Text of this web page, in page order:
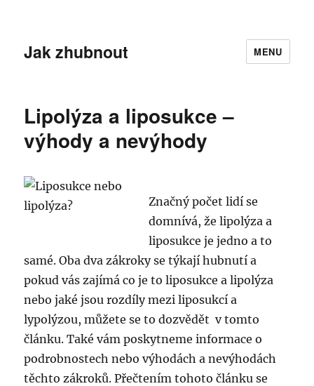
Jak zhubnout MENU
Lipolýza a liposukce –
výhody a nevýhody
Značný počet lidí se
domnívá, že lipolýza a
liposukce je jedno a to
samé. Oba dva zákroky se týkají hubnutí a
pokud vás zajímá co je to liposukce a lipolýza
nebo jaké jsou rozdíly mezi liposukcí a
lypolýzou, můžete se to dozvědět v tomto
článku. Také vám poskytneme informace o
podrobnostech nebo výhodách a nevýhodách
těchto zákroků. Přečtením tohoto článku se